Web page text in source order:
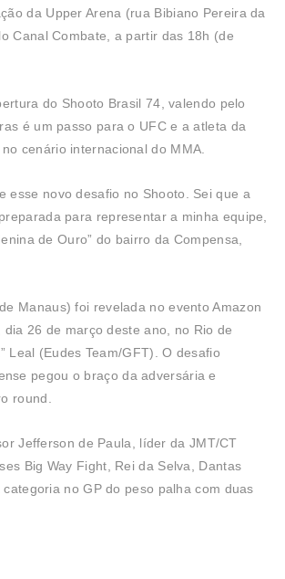
da Upper Arena (rua Bibiano Pereira da
Canal Combate, a partir das 18h (de
do Shooto Brasil 74, valendo pelo
é um passo para o UFC e a atleta da
cenário internacional do MMA.
esse novo desafio no Shooto. Sei que a
para representar a minha equipe,
de Ouro” do bairro da Compensa,
Manaus) foi revelada no evento Amazon
26 de março deste ano, no Rio de
Leal (Eudes Team/GFT). O desafio
pegou o braço da adversária e
round.
Jefferson de Paula, líder da JMT/CT
Big Way Fight, Rei da Selva, Dantas
no GP do peso palha com duas